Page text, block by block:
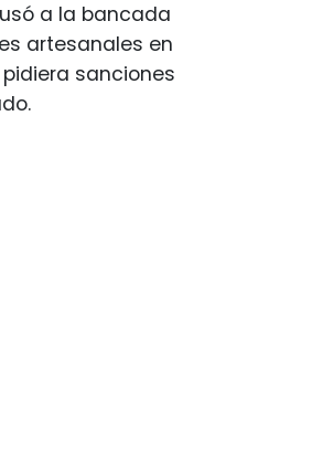
a la bancada
artesanales en
sanciones